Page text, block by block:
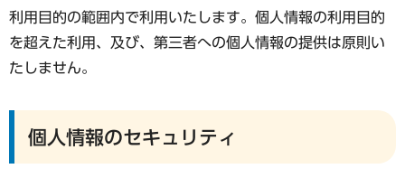
利用目的の範囲内で利用いたします。個人情報の利用目的
を超えた利用、及び、第三者への個人情報の提供は原則い
たしません。
個人情報のセキュリティ